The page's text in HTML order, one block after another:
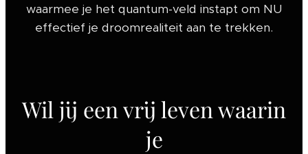
waarmee je het quantum-veld instapt om NU
effectief je droomrealiteit aan te trekken.
Wil jij een vrij leven waarin
je